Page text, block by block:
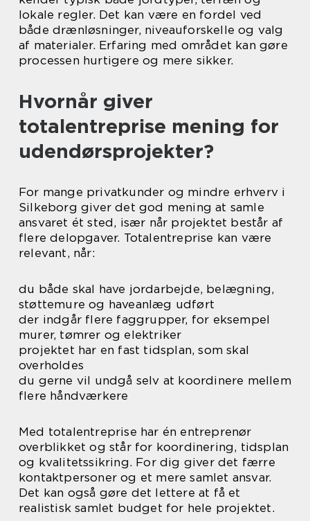
lokale regler. Det kan være en fordel ved
både drænløsninger, niveauforskelle og valg
af materialer. Erfaring med området kan gøre
processen hurtigere og mere sikker.
Hvornår giver
totalentreprise mening for
udendørsprojekter?
For mange privatkunder og mindre erhverv i
Silkeborg giver det god mening at samle
ansvaret ét sted, især når projektet består af
flere delopgaver. Totalentreprise kan være
relevant, når:
du både skal have jordarbejde, belægning,
støttemure og haveanlæg udført
der indgår flere faggrupper, for eksempel
murer, tømrer og elektriker
projektet har en fast tidsplan, som skal
overholdes
du gerne vil undgå selv at koordinere mellem
flere håndværkere
Med totalentreprise har én entreprenør
overblikket og står for koordinering, tidsplan
og kvalitetssikring. For dig giver det færre
kontaktpersoner og et mere samlet ansvar.
Det kan også gøre det lettere at få et
realistisk samlet budget for hele projektet.